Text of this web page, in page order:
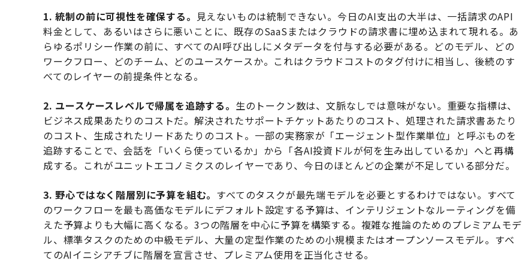
1. 統制の前に可視性を確保する。 見えないものは統制できない。今日のAI支出の大半は、一括請求のAPI
料金として、あるいはさらに悪いことに、既存のSaaSまたはクラウドの請求書に埋め込まれて現れる。あ
らゆるポリシー作業の前に、すべてのAI呼び出しにメタデータを付与する必要がある。どのモデル、どの
ワークフロー、どのチーム、どのユースケースか。これはクラウドコストのタグ付けに相当し、後続のす
べてのレイヤーの前提条件となる。
2. ユースケースレベルで帰属を追跡する。 生のトークン数は、文脈なしでは意味がない。重要な指標は、
ビジネス成果あたりのコストだ。解決されたサポートチケットあたりのコスト、処理された請求書あたり
のコスト、生成されたリードあたりのコスト。一部の実務家が「エージェント型作業単位」と呼ぶものを
追跡することで、会話を「いくら使っているか」から「各AI投資ドルが何を生み出しているか」へと再構
成する。これがユニットエコノミクスのレイヤーであり、今日のほとんどの企業が不足している部分だ。
3. 野心ではなく階層別に予算を組む。 すべてのタスクが最先端モデルを必要とするわけではない。すべて
のワークフローを最も高価なモデルにデフォルト設定する予算は、インテリジェントなルーティングを備
えた予算よりも大幅に高くなる。3つの階層を中心に予算を構築する。複雑な推論のためのプレミアムモデ
ル、標準タスクのための中級モデル、大量の定型作業のための小規模またはオープンソースモデル。すべ
てのAIイニシアチブに階層を宣言させ、プレミアム使用を正当化させる。